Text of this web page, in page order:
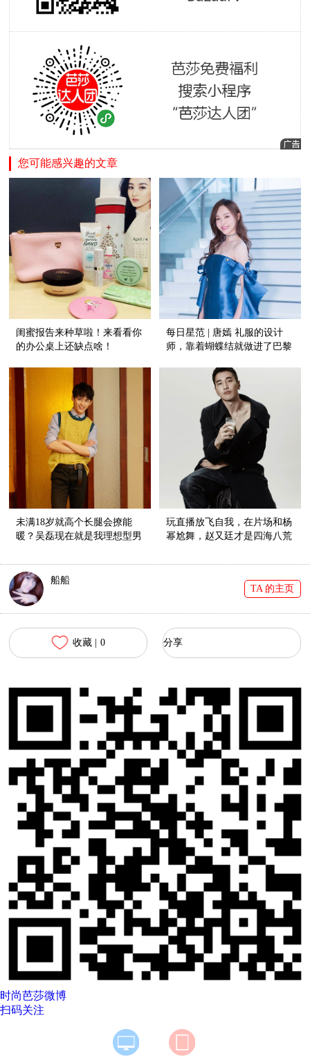
您可能感兴趣的文章
闺蜜报告来种草啦！来看看你
的办公桌上还缺点啥！
每日星范 | 唐嫣 礼服的设计
师，靠着蝴蝶结就做进了巴黎
未满18岁就高个长腿会撩能
暖？吴磊现在就是我理想型男
玩直播放飞自我，在片场和杨
幂尬舞，赵又廷才是四海八荒
船船
TA 的主页
收藏 | 0 分享
时尚芭莎微博
扫码关注